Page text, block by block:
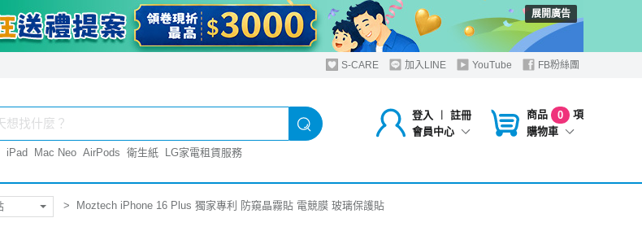
展開廣告
S-CARE 加入LINE YouTube FB粉絲團
登入 ︱
註冊
會員中心
商品 0
項
購物車
iPad Mac Neo AirPods 衛生紙 LG家電租賃服務
Moztech iPhone 16 Plus 獨家專利 防窺晶霧貼 電競膜 玻璃保護貼